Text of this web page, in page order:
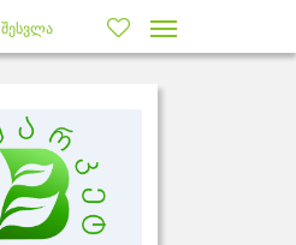
შესვლა